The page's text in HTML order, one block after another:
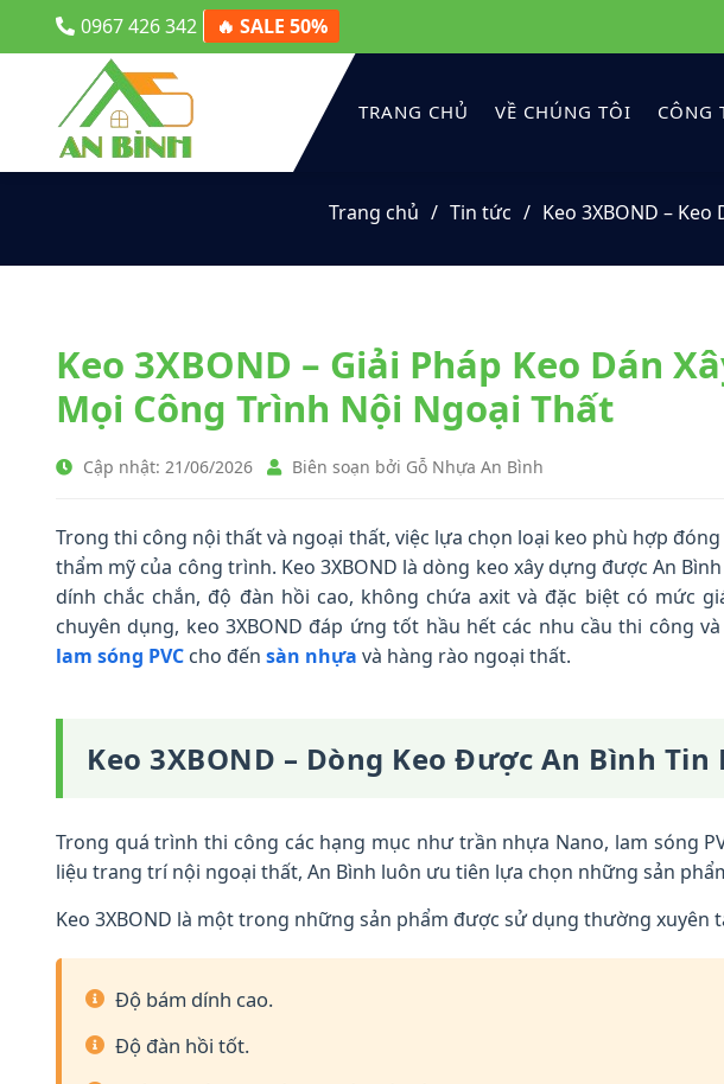
0967 426 342 🔥 SALE 50%
TRANG CHỦ VỀ CHÚNG TÔI CÔNG
Trang chủ Tin tức Keo 3XBOND –
Keo 3XBOND – Giải Pháp Keo Dán
Mọi Công Trình Nội Ngoại Thất
Cập nhật: 21/06/2026 Biên soạn bởi Gỗ Nhựa An Bình
Trong thi công nội thất và ngoại thất, việc lựa chọn loại keo phù hợp
thẩm mỹ của công trình. Keo 3XBOND là dòng keo xây dựng được An
dính chắc chắn, độ đàn hồi cao, không chứa axit và đặc biệt có mức
chuyên dụng, keo 3XBOND đáp ứng tốt hầu hết các nhu cầu thi công
lam sóng PVC cho đến sàn nhựa và hàng rào ngoại thất.
Keo 3XBOND – Dòng Keo Được An Bình Tin
Trong quá trình thi công các hạng mục như trần nhựa Nano, lam sóng
liệu trang trí nội ngoại thất, An Bình luôn ưu tiên lựa chọn những sản
Keo 3XBOND là một trong những sản phẩm được sử dụng thường xuyên
Độ bám dính cao.
Độ đàn hồi tốt.